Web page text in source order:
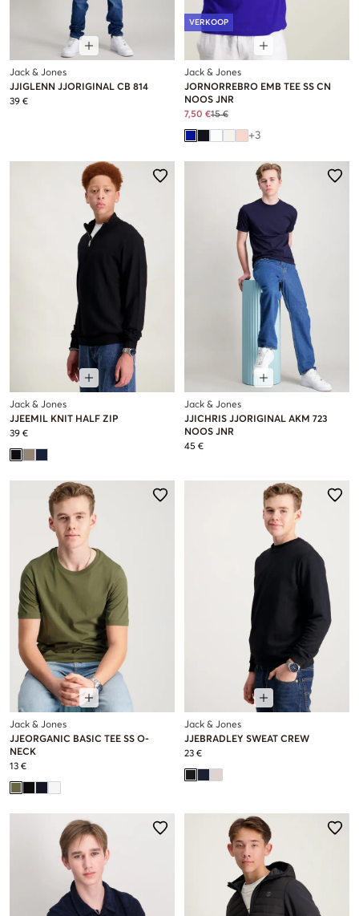
Jack & Jones
JJIGLENN JJORIGINAL CB 814
39 €
VERKOOP
Jack & Jones
JORNORREBRO EMB TEE SS CN
NOOS JNR
7,50 €15 €
+3
Jack & Jones
JJEEMIL KNIT HALF ZIP
39 €
Jack & Jones
JJICHRIS JJORIGINAL AKM 723
NOOS JNR
45 €
Jack & Jones
JJEORGANIC BASIC TEE SS O-
NECK
13 €
Jack & Jones
JJEBRADLEY SWEAT CREW
23 €